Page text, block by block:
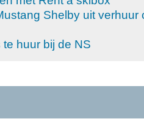
Shelby uit verhuur
huur bij de NS